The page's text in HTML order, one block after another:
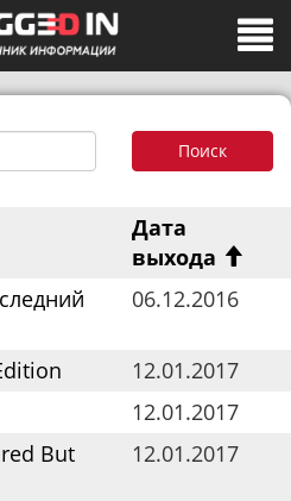
Поиск
Дата
выхода
06.12.2016
12.01.2017
12.01.2017
But
12.01.2017